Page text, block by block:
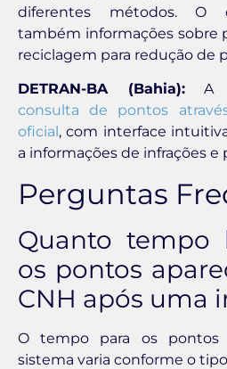
diferentes métodos. O
também informações sobre
reciclagem para redução de
DETRAN-BA (Bahia):A
consulta de pontos
oficial , com interface
a informações de infrações e
Perguntas
Quanto tempo
os pontos
CNH após uma
O tempo para os pontos
sistema varia conforme o